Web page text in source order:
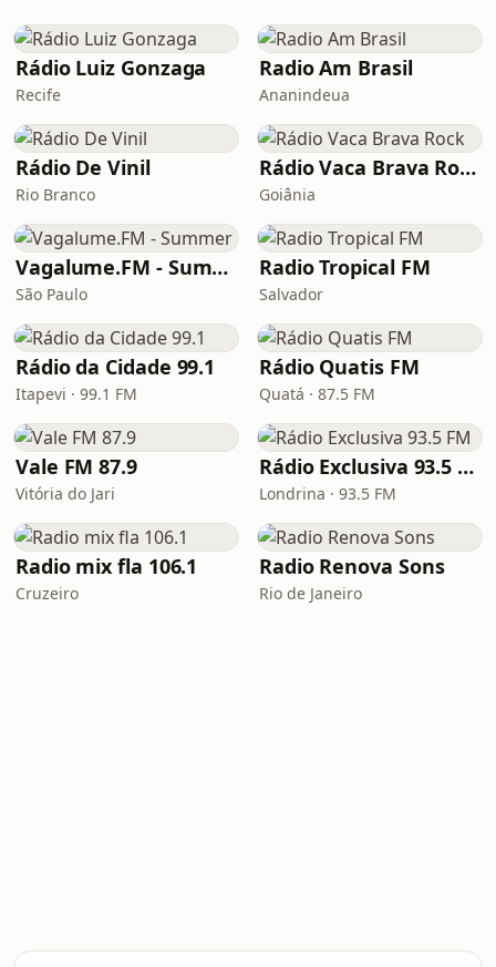
Rádio Luiz Gonzaga
Recife
Radio Am Brasil
Ananindeua
Rádio De Vinil
Rio Branco
Rádio Vaca Brava Rock
Goiânia
Vagalume.FM - Summer
São Paulo
Radio Tropical FM
Salvador
Rádio da Cidade 99.1
Itapevi · 99.1 FM
Rádio Quatis FM
Quatá · 87.5 FM
Vale FM 87.9
Vitória do Jari
Rádio Exclusiva 93.5 FM
Londrina · 93.5 FM
Radio mix fla 106.1
Cruzeiro
Radio Renova Sons
Rio de Janeiro